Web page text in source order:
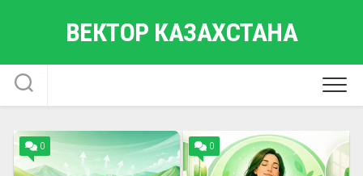
ВЕКТОР КАЗАХСТАНА
0 0